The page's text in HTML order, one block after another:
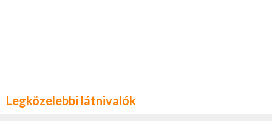
Legközelebbi látnivalók